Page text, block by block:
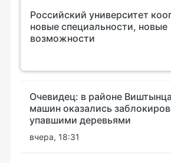
Российский университет
новые специальности, новые
возможности
Очевидец: в районе
машин оказались
упавшими деревьями
вчера, 18:31